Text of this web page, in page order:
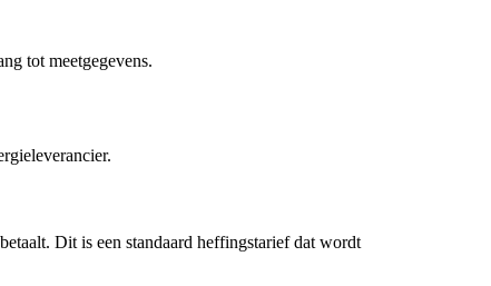
tot meetgegevens.
Dit is een standaard heffingstarief dat wordt